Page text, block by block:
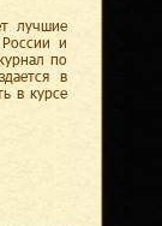
лучшие
и
по
в
в курсе